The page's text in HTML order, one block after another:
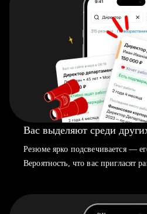
Вас выделяют среди
Резюме ярко подсвечивается —
Вероятность, что вас пригласят